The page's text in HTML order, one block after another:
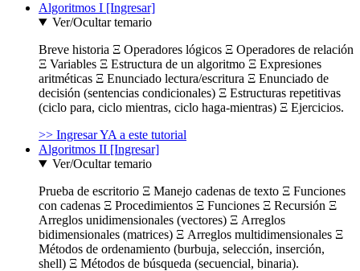
Algoritmos I [Ingresar]
Ver/Ocultar temario
Breve historia Ξ Operadores lógicos Ξ Operadores de relación
Ξ Variables Ξ Estructura de un algoritmo Ξ Expresiones
aritméticas Ξ Enunciado lectura/escritura Ξ Enunciado de
decisión (sentencias condicionales) Ξ Estructuras repetitivas
(ciclo para, ciclo mientras, ciclo haga-mientras) Ξ Ejercicios.
>> Ingresar YA a este tutorial
Algoritmos II [Ingresar]
Ver/Ocultar temario
Prueba de escritorio Ξ Manejo cadenas de texto Ξ Funciones
con cadenas Ξ Procedimientos Ξ Funciones Ξ Recursión Ξ
Arreglos unidimensionales (vectores) Ξ Arreglos
bidimensionales (matrices) Ξ Arreglos multidimensionales Ξ
Métodos de ordenamiento (burbuja, selección, inserción,
shell) Ξ Métodos de búsqueda (secuencial, binaria).